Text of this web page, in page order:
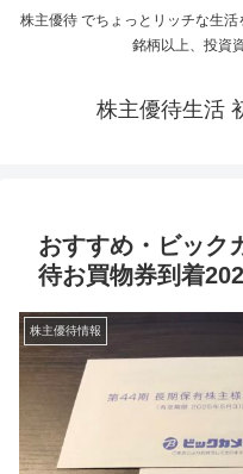
株主優待 でちょっとリッチな生
銘柄以上、投資
株主優待生活
おすすめ・ビック
待お買物券到着
株主優待情報